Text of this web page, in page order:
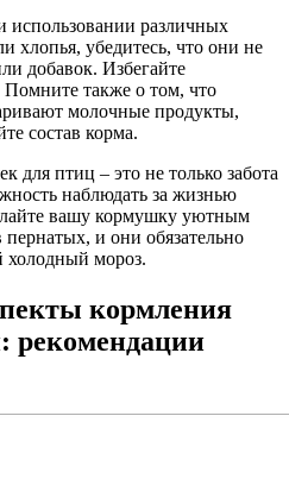
использовании различных
хлопья, убедитесь, что они не
добавок. Избегайте
Помните также о том, что
молочные продукты,
состав корма.
для птиц – это не только забота
наблюдать за жизнью
вашу кормушку уютным
и они обязательно
холодный мороз.
кормления
рекомендации